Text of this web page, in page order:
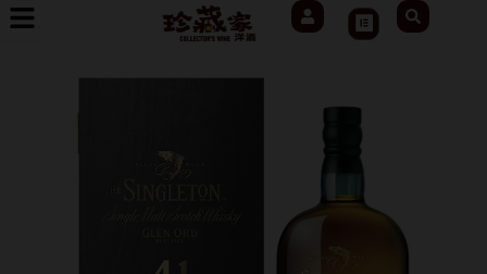
跳
User
Cart
Search